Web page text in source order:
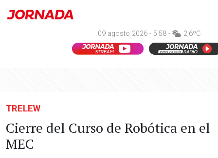
09 agosto 2026 - 5:58 - 2,6ºC
TRELEW
Cierre del Curso de Robótica en el
MEC